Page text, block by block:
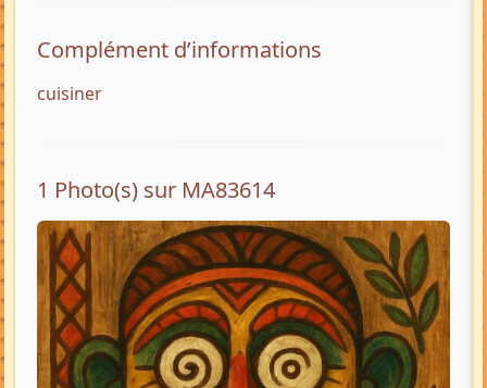
Complément d’informations
cuisiner
1 Photo(s) sur MA83614